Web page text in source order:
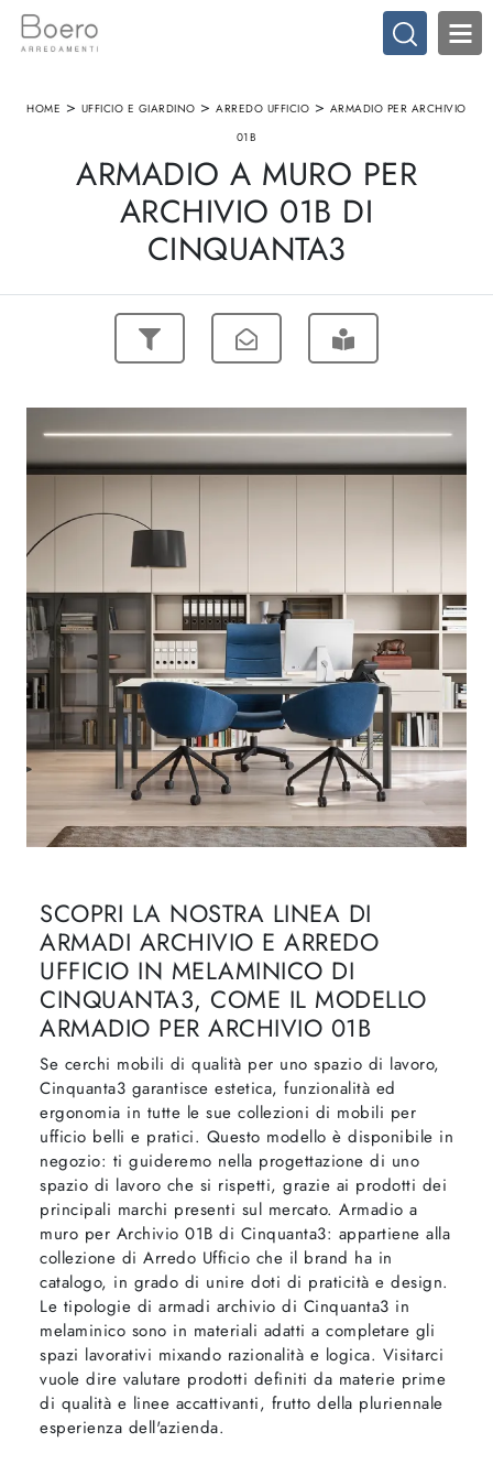
HOME > UFFICIO E GIARDINO >ARREDO UFFICIO > ARMADIO PER ARCHIVIO
01B
ARMADIO A MURO PER
ARCHIVIO 01B DI
CINQUANTA3
SCOPRI LA NOSTRA LINEA DI
ARMADI ARCHIVIO E ARREDO
UFFICIO IN MELAMINICO DI
CINQUANTA3, COME IL MODELLO
ARMADIO PER ARCHIVIO 01B
Se cerchi mobili di qualità per uno spazio di lavoro,
Cinquanta3 garantisce estetica, funzionalità ed
ergonomia in tutte le sue collezioni di mobili per
ufficio belli e pratici. Questo modello è disponibile in
negozio: ti guideremo nella progettazione di uno
spazio di lavoro che si rispetti, grazie ai prodotti dei
principali marchi presenti sul mercato. Armadio a
muro per Archivio 01B di Cinquanta3: appartiene alla
collezione di Arredo Ufficio che il brand ha in
catalogo, in grado di unire doti di praticità e design.
Le tipologie di armadi archivio di Cinquanta3 in
melaminico sono in materiali adatti a completare gli
spazi lavorativi mixando razionalità e logica. Visitarci
vuole dire valutare prodotti definiti da materie prime
di qualità e linee accattivanti, frutto della pluriennale
esperienza dell'azienda.